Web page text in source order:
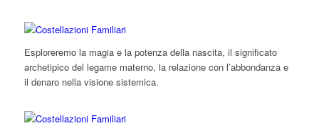
Esploreremo la magia e la potenza della nascita, il significato
archetipico del legame materno, la relazione con l’abbondanza e
il denaro nella visione sistemica.